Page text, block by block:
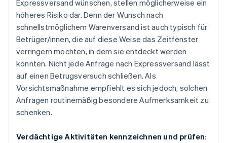
Expressversand wünschen, stellen möglicherweise ein
höheres Risiko dar. Denn der Wunsch nach
schnellstmöglichem Warenversand ist auch typisch für
Betrüger/innen, die auf diese Weise das Zeitfenster
verringern möchten, in dem sie entdeckt werden
könnten. Nicht jede Anfrage nach Expressversand lässt
auf einen Betrugsversuch schließen. Als
Vorsichtsmaßnahme empfiehlt es sich jedoch, solchen
Anfragen routinemäßig besondere Aufmerksamkeit zu
schenken.
Verdächtige Aktivitäten kennzeichnen und prüfen: